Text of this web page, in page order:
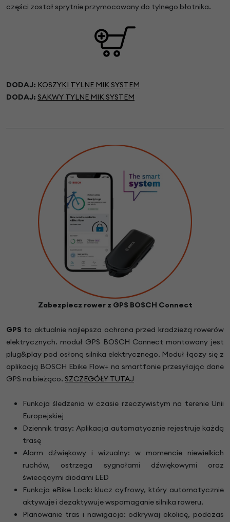
części został sprytnie przymocowany do tylnego błotnika.
DODAJ: KOSZYKI TYLNE MIK SYSTEM
DODAJ: SAKWY TYLNE MIK SYSTEM
Zabezpiecz rower z GPS BOSCH Connect
GPS to aktualnie najlepsza ochrona przed kradzieżą rowerów
elektrycznych. moduł GPS BOSCH Connect montowany jest
plug&play pod osłoną silnika elektrycznego. Moduł łączy się z
aplikacją BOSCH Ebike Flow+ na smartfonie przesyłając dane
GPS na bieżąco. SZCZEGÓŁY TUTAJ
Funkcja śledzenia w czasie rzeczywistym na terenie Unii
Europejskiej
Dziennik trasy: Aplikacja automatycznie rejestruje każdą
trasę
Alarm dźwiękowy i wizualny: w momencie niewielkich
ruchów, ostrzega sygnałami dźwiękowymi oraz
świecącymi diodami LED
Funkcja eBike Lock: klucz cyfrowy, który automatycznie
aktywuje i dezaktywuje wspomaganie silnika roweru.
Planowanie tras i nawigacja: odkrywaj okolicę, podczas